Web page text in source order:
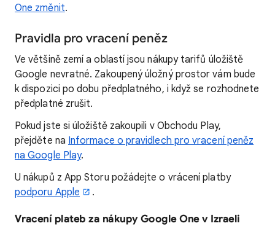
One změnit.
Pravidla pro vracení peněz
Ve většině zemí a oblastí jsou nákupy tarifů úložiště
Google nevratné. Zakoupený úložný prostor vám bude
k dispozici po dobu předplatného, i když se rozhodnete
předplatné zrušit.
Pokud jste si úložiště zakoupili v Obchodu Play,
přejděte na Informace o pravidlech pro vracení peněz
na Google Play.
U nákupů z App Storu požádejte o vrácení platby
podporu Apple
.
Vracení plateb za nákupy Google One v Izraeli